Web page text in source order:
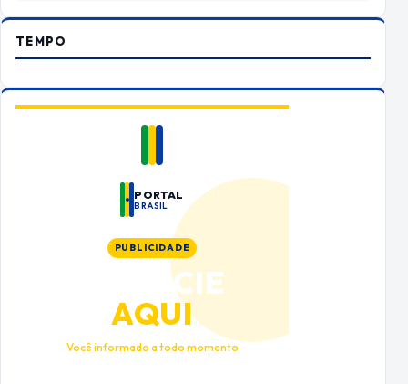
TEMPO
PORTAL
BRASIL
PUBLICIDADE
ANUNCIE
AQUI
Você informado a todo momento